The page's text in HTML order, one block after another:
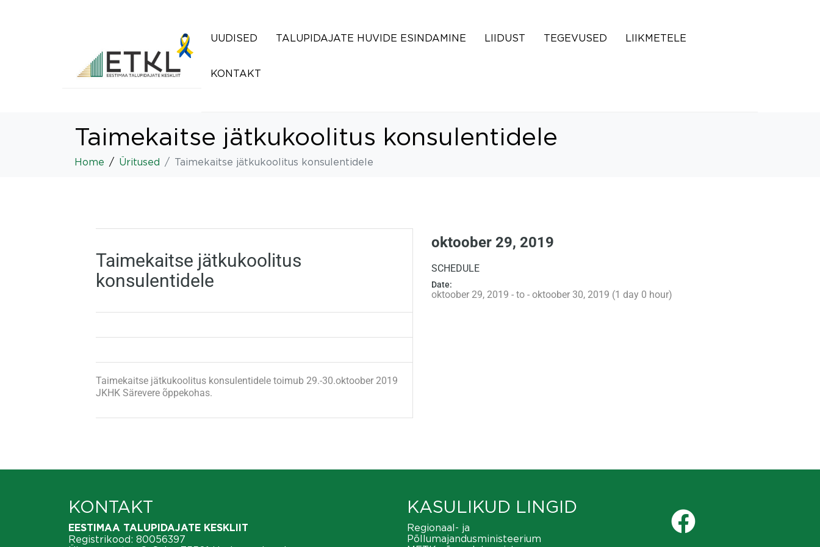
UUDISED TALUPIDAJATE HUVIDE ESINDAMINE LIIDUST TEGEVUSED LIIKMETELE
KONTAKT
Taimekaitse jätkukoolitus konsulentidele
Home Üritused Taimekaitse jätkukoolitus konsulentidele
Taimekaitse jätkukoolitus
konsulentidele
Taimekaitse jätkukoolitus konsulentidele toimub 29.-30.oktoober 2019
JKHK Särevere õppekohas.
oktoober 29, 2019
SCHEDULE
Date:
oktoober 29, 2019 - to - oktoober 30, 2019 (1 day 0 hour)
KONTAKT
EESTIMAA TALUPIDAJATE KESKLIIT
Registrikood: 80056397
KASULIKUD LINGID
Regionaal- ja
Põllumajandusministeerium